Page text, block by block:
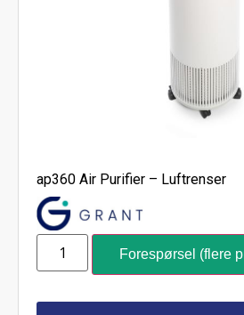
ap360 Air Purifier – Luftrenser
Forespørsel (flere